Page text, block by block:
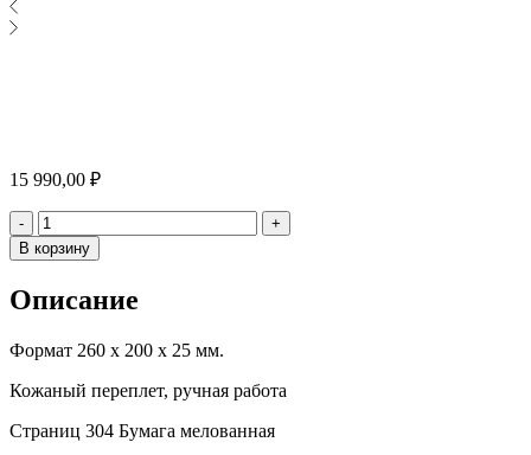
15 990,00 ₽
- Количество
+
В корзину
Описание
Формат 260 х 200 х 25 мм.
Кожаный переплет, ручная работа
Страниц 304 Бумага мелованная